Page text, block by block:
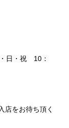
日・祝 10：
店をお待ち頂く